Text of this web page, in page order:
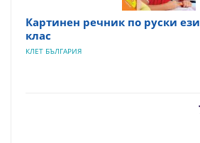
Картинен речник по руски
клас
КЛЕТ БЪЛГАРИЯ